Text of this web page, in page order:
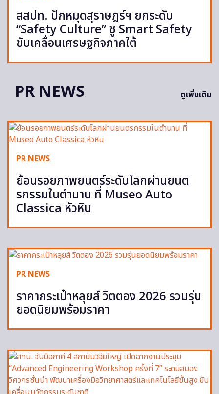
สสปท. ปักหมุดสุราษฎร์ฯ ยกระดับ
“Safety Culture” ชู Smart Safety
ขับเคลื่อนเศรษฐกิจภาคใต้
PR NEWS ดูเพิ่มเติม
PR NEWS
ย้อนรอยภาพยนตร์ระดับโลกผ่านยนต
รกรรมในตำนาน ที่ Museo Auto
Classica หัวหิน
PR NEWS
ราคากระเป๋าหลุยส์ วิตตอง 2026 รวมรุ่น
ยอดนิยมพร้อมราคา